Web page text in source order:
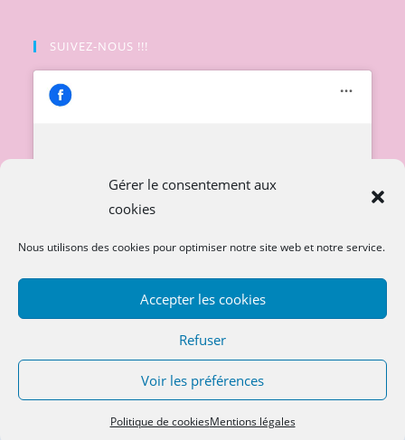
Gérer le consentement aux
cookies
Nous utilisons des cookies pour optimiser notre site web et notre service.
Accepter les cookies
Refuser
Voir les préférences
Politique de cookiesMentions légales
SUIVEZ-NOUS !!!
Cliquez pour accepter les cookies
marketing et activer ce contenu
Copyright 2026